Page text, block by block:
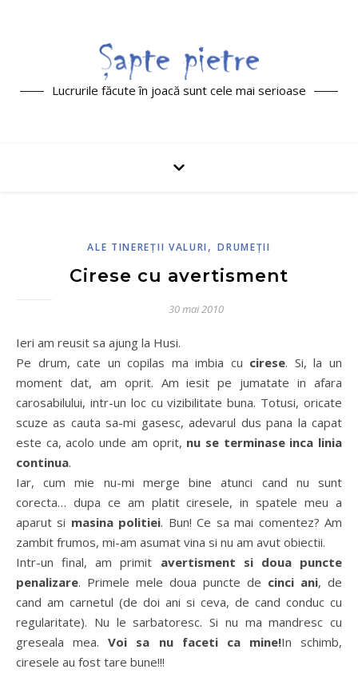
Lucrurile făcute în joacă sunt cele mai serioase
ALE TINEREŢII VALURI ,DRUMEŢII
Cirese cu avertisment
30 mai 2010
Ieri am reusit sa ajung la Husi.
Pe drum, cate un copilas ma imbia cu cirese. Si, la un
moment dat, am oprit. Am iesit pe jumatate in afara
carosabilului, intr-un loc cu vizibilitate buna. Totusi, oricate
scuze as cauta sa-mi gasesc, adevarul dus pana la capat
este ca, acolo unde am oprit, nu se terminase inca linia
continua.
Iar, cum mie nu-mi merge bine atunci cand nu sunt
corecta… dupa ce am platit ciresele, in spatele meu a
aparut si masina politiei. Bun! Ce sa mai comentez? Am
zambit frumos, mi-am asumat vina si nu am avut obiectii.
Intr-un final, am primit avertisment si doua puncte
penalizare. Primele mele doua puncte de cinci ani, de
cand am carnetul (de doi ani si ceva, de cand conduc cu
regularitate). Nu le sarbatoresc. Si nu ma mandresc cu
greseala mea.Voi sa nu faceti ca mine!In schimb,
ciresele au fost tare bune!!!